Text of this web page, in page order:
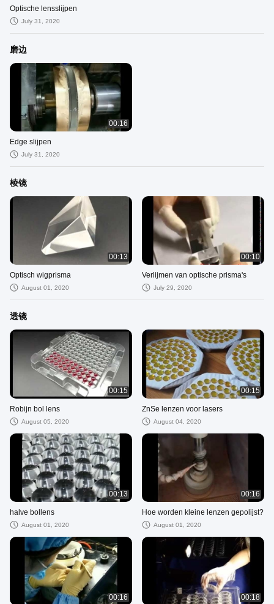
Optische lensslijpen
July 31, 2020
磨边
00:16
Edge slijpen
July 31, 2020
棱镜
00:13
Optisch wigprisma
August 01, 2020
00:10
Verlijmen van optische prisma's
July 29, 2020
透镜
00:15
Robijn bol lens
August 05, 2020
00:15
ZnSe lenzen voor lasers
August 04, 2020
00:13
halve bollens
August 01, 2020
00:16
Hoe worden kleine lenzen gepolijst?
August 01, 2020
00:16 00:18